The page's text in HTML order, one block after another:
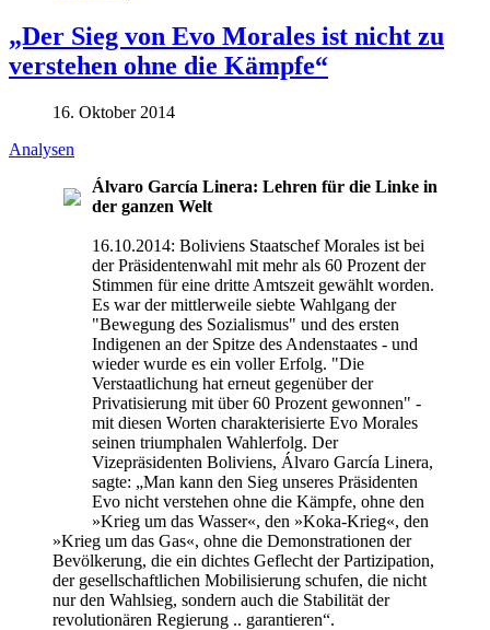
„Der Sieg von Evo Morales ist nicht zu
verstehen ohne die Kämpfe“
16. Oktober 2014
Analysen
Álvaro García Linera: Lehren für die Linke in
der ganzen Welt
16.10.2014: Boliviens Staatschef Morales ist bei
der Präsidentenwahl mit mehr als 60 Prozent der
Stimmen für eine dritte Amtszeit gewählt worden.
Es war der mittlerweile siebte Wahlgang der
"Bewegung des Sozialismus" und des ersten
Indigenen an der Spitze des Andenstaates - und
wieder wurde es ein voller Erfolg. "Die
Verstaatlichung hat erneut gegenüber der
Privatisierung mit über 60 Prozent gewonnen" -
mit diesen Worten charakterisierte Evo Morales
seinen triumphalen Wahlerfolg. Der
Vizepräsidenten Boliviens, Álvaro García Linera,
sagte: „Man kann den Sieg unseres Präsidenten
Evo nicht verstehen ohne die Kämpfe, ohne den
»Krieg um das Wasser«, den »Koka-Krieg«, den
»Krieg um das Gas«, ohne die Demonstrationen der
Bevölkerung, die ein dichtes Geflecht der Partizipation,
der gesellschaftlichen Mobilisierung schufen, die nicht
nur den Wahlsieg, sondern auch die Stabilität der
revolutionären Regierung .. garantieren“.